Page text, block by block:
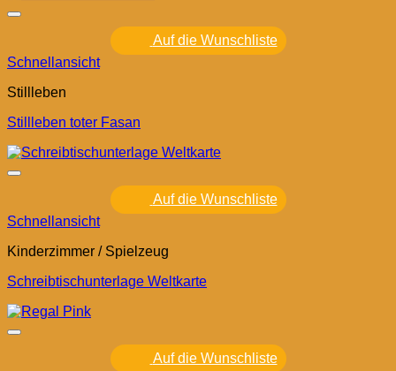
Auf die Wunschliste
Schnellansicht
Stillleben
Stillleben toter Fasan
Auf die Wunschliste
Schnellansicht
Kinderzimmer / Spielzeug
Schreibtischunterlage Weltkarte
Auf die Wunschliste